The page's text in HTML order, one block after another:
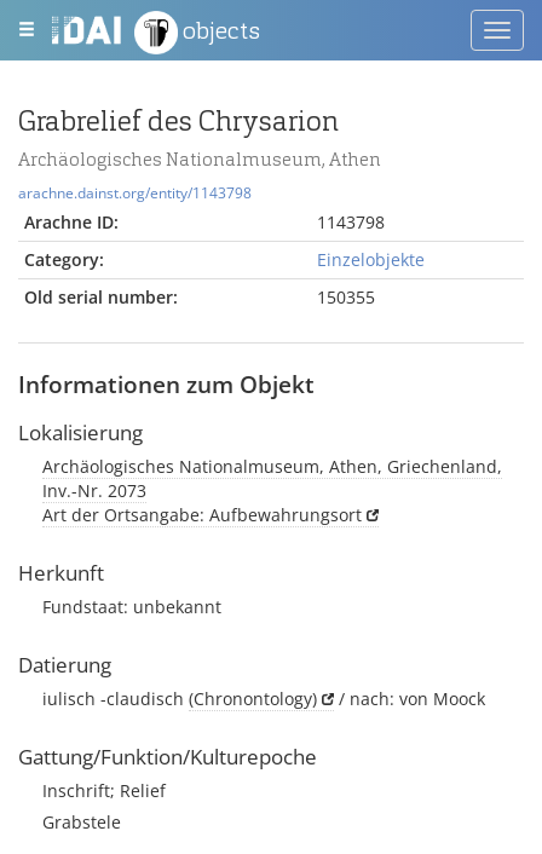
objects
Grabrelief des Chrysarion
Archäologisches Nationalmuseum, Athen
arachne.dainst.org/entity/1143798
Arachne ID:
1143798
Category:
Einzelobjekte
Old serial number:
150355
Informationen zum Objekt
Lokalisierung
Archäologisches Nationalmuseum, Athen, Griechenland,
Inv.-Nr. 2073
Art der Ortsangabe: Aufbewahrungsort
Herkunft
Fundstaat: unbekannt
Datierung
iulisch -claudisch (Chronontology) / nach: von Moock
Gattung/Funktion/Kulturepoche
Inschrift; Relief
Grabstele